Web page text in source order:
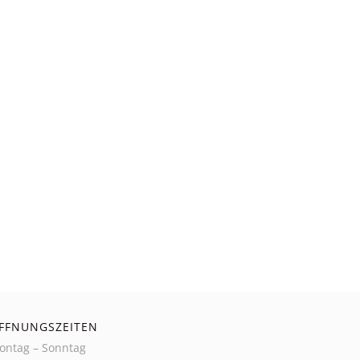
– Sonntag